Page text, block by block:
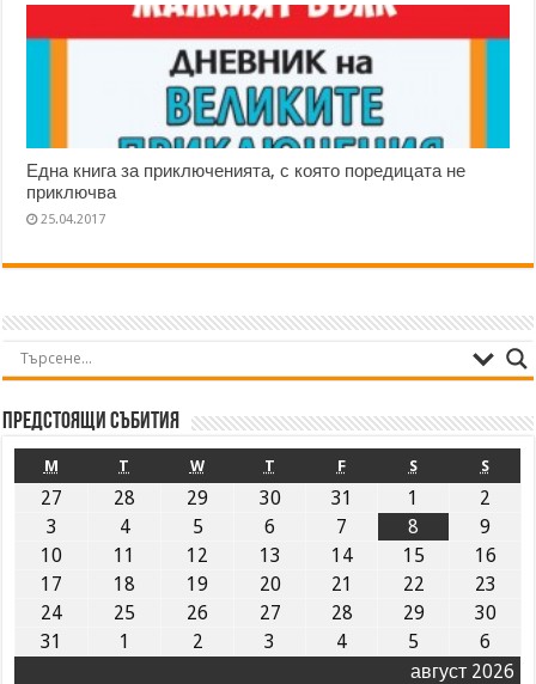
Една книга за приключенията, с която поредицата не
приключва
25.04.2017
Предстоящи събития
август 2026
M T W T F S S
27 28 29 30 31 1
2
3
4 5 6 7 8
9
10
11 12 13 14 15
16
17
18 19 20 21 22
23
24
25 26 27 28 29
30
31
1 2 3 4 5 6